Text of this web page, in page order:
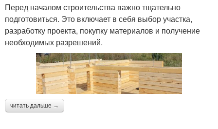
Перед началом строительства важно тщательно
подготовиться. Это включает в себя выбор участка,
разработку проекта, покупку материалов и получение
необходимых разрешений.
читать дальше →